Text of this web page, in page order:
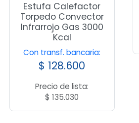
Estufa Calefactor
Torpedo Convector
Infrarrojo Gas 3000
Kcal
Con transf. bancaria:
$ 128.600
Precio de lista:
$ 135.030